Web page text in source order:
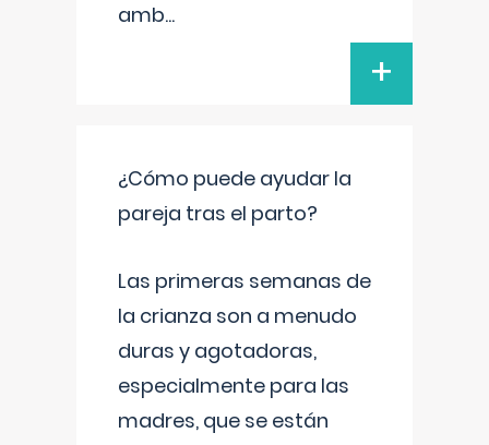
amb...
+
¿Cómo puede ayudar la
pareja tras el parto?
Las primeras semanas de
la crianza son a menudo
duras y agotadoras,
especialmente para las
madres, que se están